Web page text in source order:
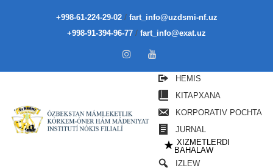
+998-61-224-29-02/ fart_info@uzdsmi-nf.uz
+998-91-394-96-77 / fart_info@exat.uz
HEMIS
KITAPXANA
KORPORATIV POCHTA
JURNAL
★ XIZMETLERDI
BAHALAW
IZLEW